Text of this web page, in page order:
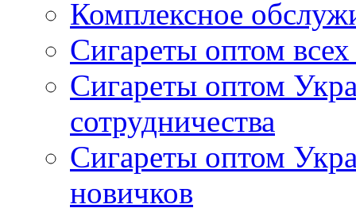
Комплексное
Сигареты оптом
Сигареты оптом
сотрудничества
Сигареты оптом
новичков